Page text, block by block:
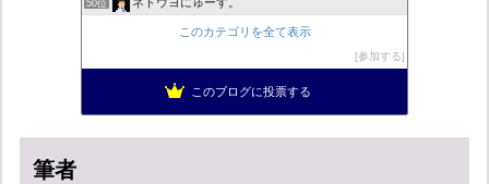
50位
菜穂は猫が好き
秩父市議会議員 黒澤秀之 ブログ
このカテゴリを全て表示
参加する
このブログに投票する
筆者